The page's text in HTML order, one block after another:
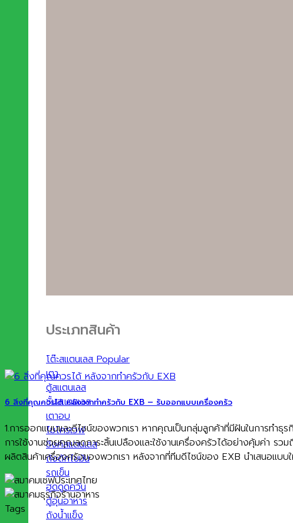
ประเภทสินค้า
โต๊ะสแตนเลส
เตา
ตู้สแตนเลส
ชั้นสแตนเลส
เตาอบ
ไมโครเวฟ
ซิงค์สแตนเลส
ถังดักไขมัน
รถเข็น
ฮูดดูดควัน
ตู้อุ่นอาหาร
ถังน้ำแข็ง
6 สิ่งที่คุณควรได้ หลังจากทำครัวกับ EXB – รับออกแบบเครื่องครัว
1.การออกแบบและดีไซน์ของพวกเรา หากคุณเป็นกลุ่มลูกค้าที่มีฝันในการทำ
การใช้งานช่วยคุณลดภาระสิ้นเปลืองและใช้งานเครื่องครัวได้อย่างคุ้มค่า ร
ผลิตสินค้าเครื่องครัวของพวกเรา หลังจากที่ทีมดีไซน์ของ EXB นำเสนอแบ
Tags